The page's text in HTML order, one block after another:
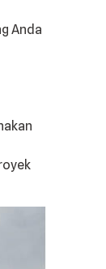
Anda